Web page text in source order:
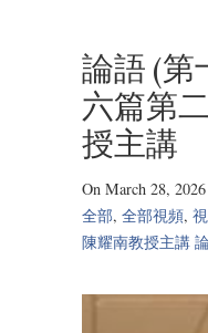
論語 (第
六篇第
授主講
On March 28, 2026
全部, 全部視頻,
陳耀南教授主講